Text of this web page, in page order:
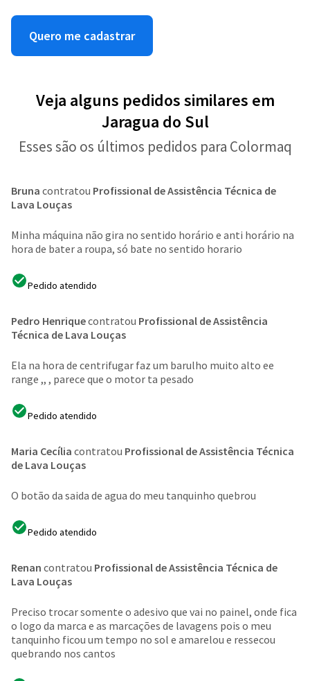
Quero me cadastrar
Veja alguns pedidos similares em
Jaragua do Sul
Esses são os últimos pedidos para Colormaq
Bruna contratou Profissional de Assistência Técnica de
Lava Louças
Minha máquina não gira no sentido horário e anti horário na
hora de bater a roupa, só bate no sentido horario
Pedido atendido
Pedro Henriquecontratou Profissional de Assistência
Técnica de Lava Louças
Ela na hora de centrifugar faz um barulho muito alto ee
range ,, , parece que o motor ta pesado
Pedido atendido
Maria Cecília contratou Profissional de Assistência Técnica
de Lava Louças
O botão da saida de agua do meu tanquinho quebrou
Pedido atendido
Renan contratou Profissional de Assistência Técnica de
Lava Louças
Preciso trocar somente o adesivo que vai no painel, onde fica
o logo da marca e as marcações de lavagens pois o meu
tanquinho ficou um tempo no sol e amarelou e ressecou
quebrando nos cantos